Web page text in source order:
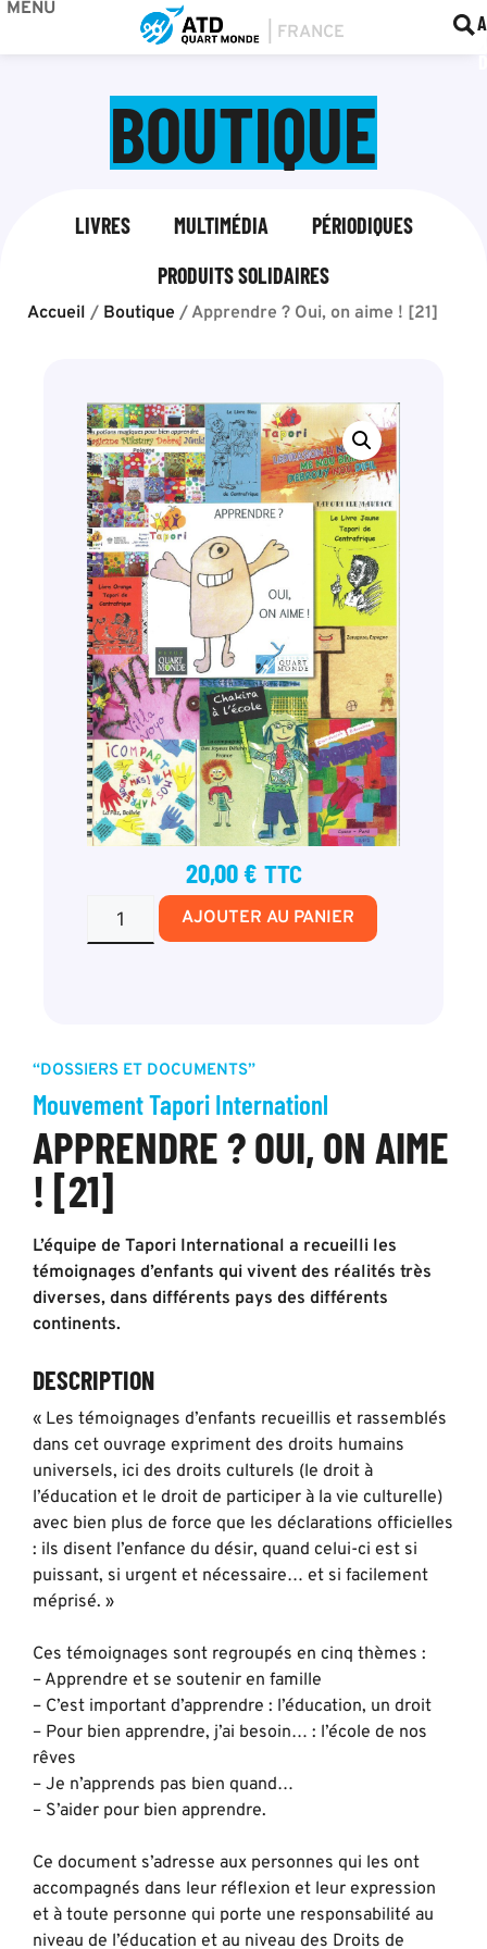
MENU
BOUTIQUE
LIVRES MULTIMÉDIA
PÉRIODIQUES
PRODUITS SOLIDAIRES
Accueil / Boutique /Apprendre ? Oui, on aime ! [21]
20,00€ TTC
AJOUTER AU PANIER
“DOSSIERS ET DOCUMENTS”
Mouvement Tapori Internationl
APPRENDRE ? OUI, ON AIME
! [21]
L’équipe de Tapori International a recueilli les
témoignages d’enfants qui vivent des réalités très
diverses, dans différents pays des différents
continents.
DESCRIPTION
« Les témoignages d’enfants recueillis et rassemblés
dans cet ouvrage expriment des droits humains
universels, ici des droits culturels (le droit à
l’éducation et le droit de participer à la vie culturelle)
avec bien plus de force que les déclarations officielles
: ils disent l’enfance du désir, quand celui-ci est si
puissant, si urgent et nécessaire… et si facilement
méprisé. »
Ces témoignages sont regroupés en cinq thèmes :
– Apprendre et se soutenir en famille
– C’est important d’apprendre : l’éducation, un droit
– Pour bien apprendre, j’ai besoin… : l’école de nos
rêves
– Je n’apprends pas bien quand…
– S’aider pour bien apprendre.
Ce document s’adresse aux personnes qui les ont
accompagnés dans leur réflexion et leur expression
et à toute personne qui porte une responsabilité au
niveau de l’éducation et au niveau des Droits de